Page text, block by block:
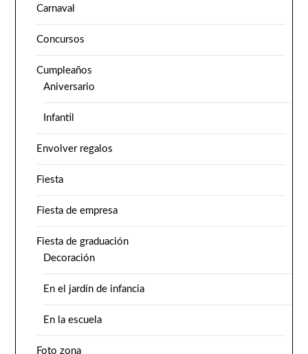
Carnaval
Concursos
Cumpleaños
Aniversario
Infantil
Envolver regalos
Fiesta
Fiesta de empresa
Fiesta de graduación
Decoración
En el jardín de infancia
En la escuela
Foto zona